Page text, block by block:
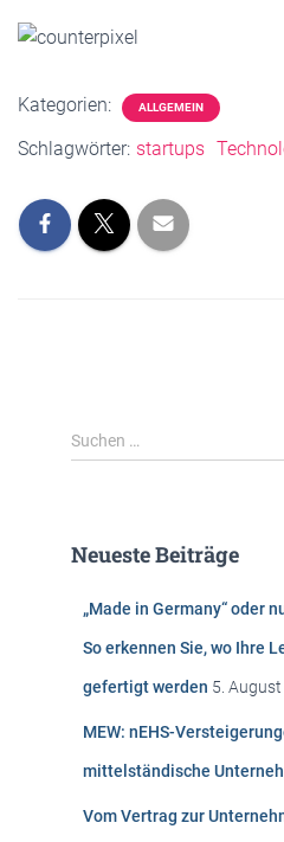
Kategorien: ALLGEMEIN
Schlagwörter: startups
S
u
n
Suchen …
Neueste Beiträge
„Made in Germany“ oder
So erkennen Sie, wo Ihre
gefertigt werden 5.
MEW: nEHS-
mittelständische
Vom Vertrag zur